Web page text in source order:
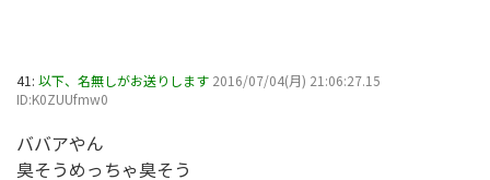
41: 以下、名無しがお送りします 2016/07/04(月) 21:06:27.15
ID:K0ZUUfmw0
ババアやん
臭そうめっちゃ臭そう